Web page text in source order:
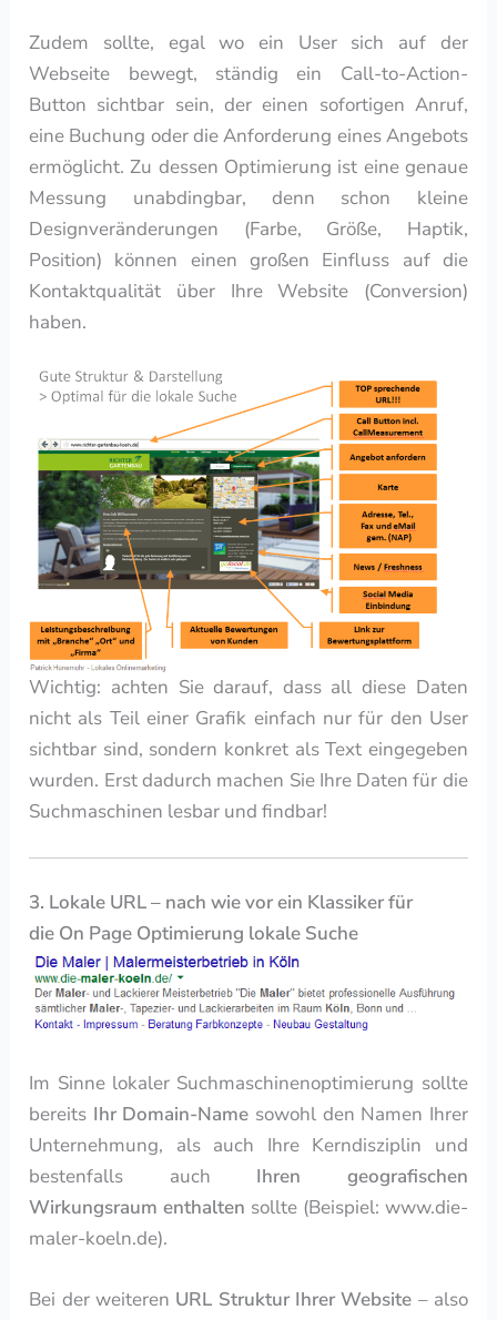
Zudem sollte, egal wo ein User sich auf der
Webseite bewegt, ständig ein Call-to-Action-
Button sichtbar sein, der einen sofortigen Anruf,
eine Buchung oder die Anforderung eines Angebots
ermöglicht. Zu dessen Optimierung ist eine genaue
Messung unabdingbar, denn schon kleine
Designveränderungen (Farbe, Größe, Haptik,
Position) können einen großen Einfluss auf die
Kontaktqualität über Ihre Website (Conversion)
haben.
Wichtig: achten Sie darauf, dass all diese Daten
nicht als Teil einer Grafik einfach nur für den User
sichtbar sind, sondern konkret als Text eingegeben
wurden. Erst dadurch machen Sie Ihre Daten für die
Suchmaschinen lesbar und findbar!
3. Lokale URL – nach wie vor ein Klassiker für
die On Page Optimierung lokale Suche
Im Sinne lokaler Suchmaschinenoptimierung sollte
bereits Ihr Domain-Name sowohl den Namen Ihrer
Unternehmung, als auch Ihre Kerndisziplin und
bestenfalls auch Ihren geografischen
Wirkungsraum enthalten sollte (Beispiel: www.die-
maler-koeln.de).
Bei der weiteren URL Struktur Ihrer Website – also